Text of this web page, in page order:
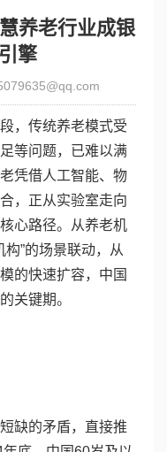
养老行业成银
擎
，传统养老模式受
等问题，已难以满
凭借人工智能、物
，正从实验室走向
心路径。从养老机
”的场景联动，从
的快速扩容，中国
关键期。
缺的矛盾，直接推